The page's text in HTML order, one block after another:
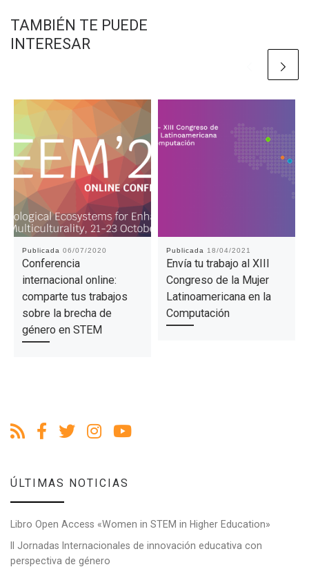
TAMBIÉN TE PUEDE
INTERESAR
Publicada 06/07/2020
Conferencia
internacional online:
comparte tus trabajos
sobre la brecha de
género en STEM
Publicada 18/04/2021
Envía tu trabajo al XIII
Congreso de la Mujer
Latinoamericana en la
Computación
ÚLTIMAS NOTICIAS
Libro Open Access «Women in STEM in Higher Education»
II Jornadas Internacionales de innovación educativa con
perspectiva de género